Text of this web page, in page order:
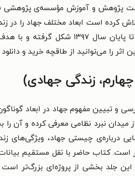
پژوهش و آموزش مؤسسه‌ی پژوهشی
کرده است ابعاد مختلف جهاد را در
این کتاب بر پایه‌ی سخنرانی‌ها و
را می‌توانید از طاقچه خرید و دانلود
زندگی جهادی)
و تبیین مفهوم جهاد در ابعاد
میدان نبرد نظامی معرفی کرده و
چیستی جهاد، ویژگی‌های
کتاب حاضر با نقل مستقیم
این جلد بخشی از پروژه‌ای بزرگ‌تر